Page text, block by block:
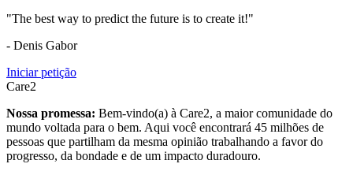
"The best way to predict the future is to create it!"
- Denis Gabor
Iniciar petição
Care2
Nossa promessa: Bem-vindo(a) à Care2, a maior comunidade do
mundo voltada para o bem. Aqui você encontrará 45 milhões de
pessoas que partilham da mesma opinião trabalhando a favor do
progresso, da bondade e de um impacto duradouro.